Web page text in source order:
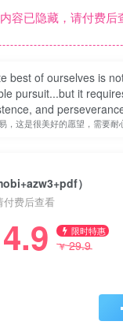
容已隐藏，请付费后
best of ourselves is
pursuit...but it
and
，这是很美好的愿望，需要耐
）
付费后查看
4.9 限时特惠
￥29.9